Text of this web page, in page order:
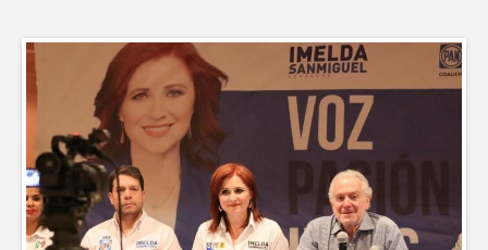
FORTALECE IMJUVE SALUD MENTAL DE
JÓVENES CON TERAPIAS PSICOLÓGICAS
GRATUITAS
Llama Carlos Peña Ortiz a realizar
investigación en tema de la refinería
Coordinan la SST y SET acciones para
fortalecer la formación médica y la
bioética en Tamaulipas
EXHORTA PROTECCIÓN CIVIL A